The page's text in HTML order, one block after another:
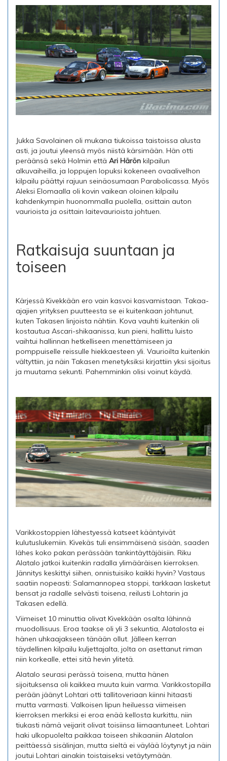
Jukka Savolainen oli mukana tiukoissa taistoissa alusta
asti, ja joutui yleensä myös niistä kärsimään. Hän otti
peräänsä sekä Holmin että Ari Härön kilpailun
alkuvaiheilla, ja loppujen lopuksi kokeneen ovaalivelhon
kilpailu päättyi rajuun seinäosumaan Parabolicassa. Myös
Aleksi Elomaalla oli kovin vaikean oloinen kilpailu
kahdenkympin huonommalla puolella, osittain auton
vaurioista ja osittain laitevaurioista johtuen.
Ratkaisuja suuntaan ja
toiseen
Kärjessä Kivekkään ero vain kasvoi kasvamistaan. Takaa-
ajajien yrityksen puutteesta se ei kuitenkaan johtunut,
kuten Takasen linjoista nähtiin. Kova vauhti kuitenkin oli
kostautua Ascari-shikaanissa, kun pieni, hallittu luisto
vaihtui hallinnan hetkelliseen menettämiseen ja
pomppuiselle reissulle hiekkaesteen yli. Vaurioilta kuitenkin
vältyttiin, ja näin Takasen menetyksiksi kirjattiin yksi sijoitus
ja muutama sekunti. Pahemminkin olisi voinut käydä.
Varikkostoppien lähestyessä katseet kääntyivät
kulutuslukemiin. Kivekäs tuli ensimmäisenä sisään, saaden
lähes koko pakan perässään tankintäyttäjäisiin. Riku
Alatalo jatkoi kuitenkin radalla ylimääräisen kierroksen.
Jännitys keskittyi siihen, onnistuisiko kaikki hyvin? Vastaus
saatiin nopeasti: Salamannopea stoppi, tarkkaan lasketut
bensat ja radalle selvästi toisena, reilusti Lohtarin ja
Takasen edellä.
Viimeiset 10 minuttia olivat Kivekkään osalta lähinnä
muodollisuus. Eroa taakse oli yli 3 sekuntia, Alatalosta ei
hänen uhkaajakseen tänään ollut. Jälleen kerran
täydellinen kilpailu kuljettajalta, jolta on asettanut riman
niin korkealle, ettei sitä hevin ylitetä.
Alatalo seurasi perässä toisena, mutta hänen
sijoituksensa oli kaikkea muuta kuin varma. Varikkostopilla
perään jäänyt Lohtari otti tallitoveriaan kiinni hitaasti
mutta varmasti. Valkoisen lipun heiluessa viimeisen
kierroksen merkiksi ei eroa enää kellosta kurkittu, niin
tiukasti nämä veijarit olivat toisiinsa liimaantuneet. Lohtari
haki ulkopuolelta paikkaa toiseen shikaaniin Alatalon
peittäessä sisälinjan, mutta sieltä ei väylää löytynyt ja näin
joutui Lohtari ainakin toistaiseksi vetäytymään.